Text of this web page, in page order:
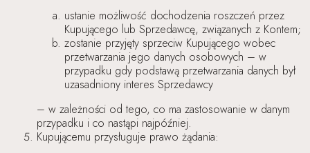
ustanie możliwość dochodzenia roszczeń przez
Kupującego lub Sprzedawcę, związanych z Kontem;
zostanie przyjęty sprzeciw Kupującego wobec
przetwarzania jego danych osobowych – w
przypadku gdy podstawą przetwarzania danych był
uzasadniony interes Sprzedawcy
– w zależności od tego, co ma zastosowanie w danym
przypadku i co nastąpi najpóźniej.
Kupującemu przysługuje prawo żądania: